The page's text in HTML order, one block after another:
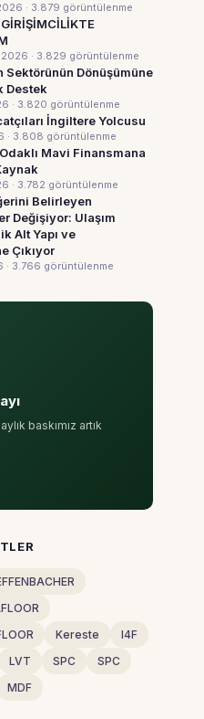
· 3.879 görüntülenme
2026 · 3.829 görüntülenme
Sektörünün Dönüşümüne
Destek
· 3.820 görüntülenme
İngiltere Yolcusu
· 3.808 görüntülenme
Mavi Finansmana
· 3.782 görüntülenme
Belirleyen
Değişiyor: Ulaşım
Alt Yapı ve
Çıkıyor
· 3.766 görüntülenme
baskımız artık
Kereste
I4F
LVT SPC
SPC
MDF